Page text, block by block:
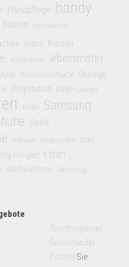
Handpflege handy
hosen Hygieneartikel
jeans Kerzen
Küchengeräte lebensmittel
Modeschmuck Ohrringe
Playstation Ralph Lauren
röcke Samsung
Seife
software sonderposten Sony
Hilfiger t shirt
Weihnachten Werkzeug
Toilettenpapier
Grosshandel
Posten Sie